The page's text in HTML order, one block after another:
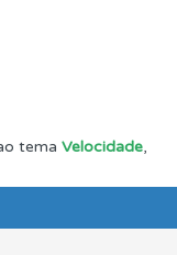
tema Velocidade,